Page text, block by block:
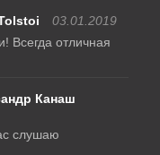
03.01.2019
Всегда отличная
Канаш
слушаю